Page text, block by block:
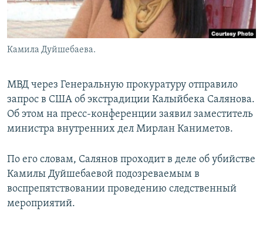
Камила Дуйшебаева.
МВД через Генеральную прокуратуру отправило
запрос в США об экстрадиции Калыйбека Салянова.
Об этом на пресс-конференции заявил заместитель
министра внутренних дел Мирлан Каниметов.
По его словам, Салянов проходит в деле об убийстве
Камилы Дуйшебаевой подозреваемым в
воспрепятствовании проведению следственный
мероприятий.